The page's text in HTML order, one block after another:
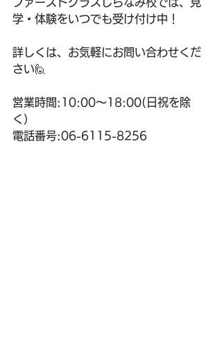
学・体験をいつでも受け付け中！
詳しくは、お気軽にお問い合わせくだ
さい🙋
営業時間:10:00〜18:00(日祝を除
く）
電話番号:06-6115-8256